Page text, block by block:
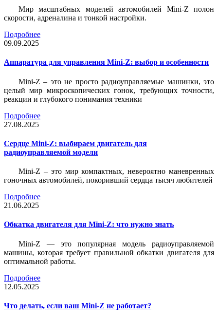
Мир масштабных моделей автомобилей Mini-Z полон
скорости, адреналина и тонкой настройки.
Подробнее
09.09.2025
Аппаратура для управления Mini-Z: выбор и особенности
Mini-Z – это не просто радиоуправляемые машинки, это
целый мир микроскопических гонок, требующих точности,
реакции и глубокого понимания техники
Подробнее
27.08.2025
Сердце Mini-Z: выбираем двигатель для
радиоуправляемой модели
Mini-Z – это мир компактных, невероятно маневренных
гоночных автомобилей, покоривший сердца тысяч любителей
Подробнее
21.06.2025
Обкатка двигателя для Mini-Z: что нужно знать
Mini-Z — это популярная модель радиоуправляемой
машины, которая требует правильной обкатки двигателя для
оптимальной работы.
Подробнее
12.05.2025
Что делать, если ваш Mini-Z не работает?